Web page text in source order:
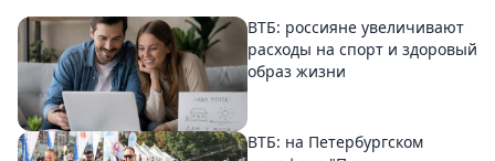
ВТБ: россияне увеличивают
расходы на спорт и здоровый
образ жизни
ВТБ: на Петербургском